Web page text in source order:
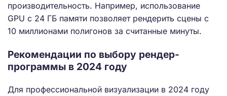
производительность. Например, использование
GPU с 24 ГБ памяти позволяет рендерить сцены с
10 миллионами полигонов за считанные минуты.
Рекомендации по выбору рендер-
программы в 2024 году
Для профессиональной визуализации в 2024 году